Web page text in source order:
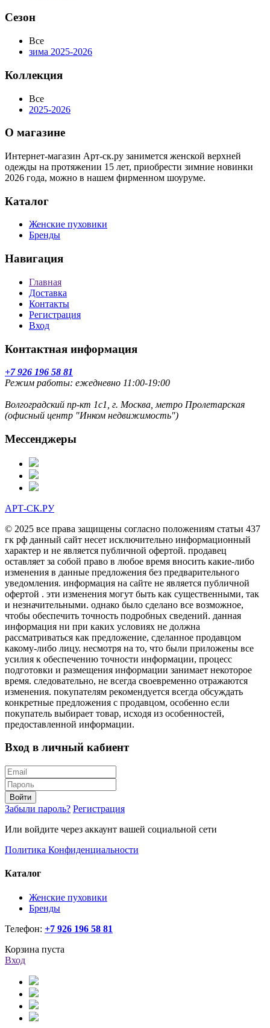
Сезон
Все
зима 2025-2026
Коллекция
Все
2025-2026
О магазине
Интернет-магазин Арт-ск.ру занимется женской верхней
одежды на протяжении 15 лет, приобрести зимние новинки
2026 года, можно в нашем фирменном шоуруме.
Каталог
Женские пуховики
Бренды
Навигация
Главная
Доставка
Контакты
Регистрация
Вход
Контактная информация
+7 926 196 58 81
Режим работы: ежедневно 11:00-19:00
Волгоградский пр-кт 1с1, г. Москва, метро Пролетарская
(офисный центр "Инком недвижимость")
Мессенджеры
АРТ-СК.РУ
© 2025 все права защищены согласно положениям статьи 437
гк рф данный сайт несет исключительно информационный
характер и не является публичной офертой. продавец
оставляет за собой право в любое время вносить какие-либо
изменения в данные предложения без предварительного
уведомления. информация на сайте не является публичной
офертой . эти изменения могут быть как существенными, так
и незначительными. однако было сделано все возможное,
чтобы обеспечить точность подробных сведений. данная
информация ни при каких условиях не должна
рассматриваться как предложение, сделанное продавцом
какому-либо лицу. несмотря на то, что были приложены все
усилия к обеспечению точности информации, процесс
подготовки и размещения информации занимает некоторое
время. следовательно, не всегда своевременно отражаются
изменения. покупателям рекомендуется всегда обсуждать
конкретные предложения с продавцом, особенно если
покупатель выбирает товар, исходя из особенностей,
предоставленной информации.
Вход в личный кабиент
Войти
Забыли пароль? Регистрация
Или войдите через аккаунт вашей социальной сети
Политика Конфиденциальности
Каталог
Женские пуховики
Бренды
Телефон: +7 926 196 58 81
Корзина пуста
Вход